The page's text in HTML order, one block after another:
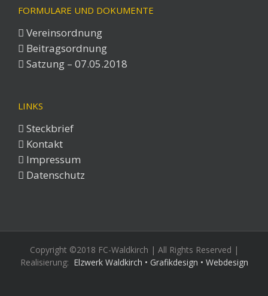
FORMULARE UND DOKUMENTE
Vereinsordnung
Beitragsordnung
Satzung – 07.05.2018
LINKS
Steckbrief
Kontakt
Impressum
Datenschutz
Copyright ©2018 FC-Waldkirch | All Rights Reserved |
Realisierung: Elzwerk Waldkirch • Grafikdesign • Webdesign